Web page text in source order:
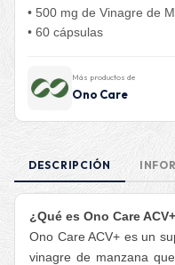
• 500 mg de Vinagre de
• 60 cápsulas
Más productos de
Ono Care
DESCRIPCIÓN
¿Qué es Ono Care
Ono Care ACV+ es un
vinagre de manzana